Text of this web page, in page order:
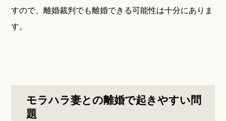
すので、離婚裁判でも離婚できる可能性は十分にありま
す。
モラハラ妻との離婚で起きやすい問
題